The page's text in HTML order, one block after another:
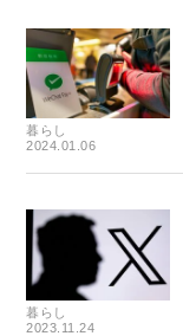
暮らし
2024.01.06
暮らし
2023.11.24